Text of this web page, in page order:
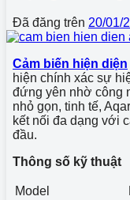
Đã đăng trên 20/01/
Cảm biến hiện diện
hiện chính xác sự
đứng yên nhờ công
nhỏ gọn, tinh tế,
kết nối đa dạng với
đầu.
Thông số kỹ thuật
Model